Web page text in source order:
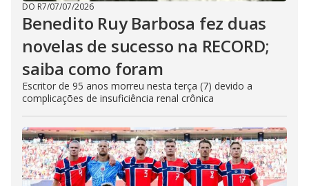
DO R7/07/07/2026
Benedito Ruy Barbosa fez duas
novelas de sucesso na RECORD;
saiba como foram
Escritor de 95 anos morreu nesta terça (7) devido a
complicações de insuficiência renal crônica